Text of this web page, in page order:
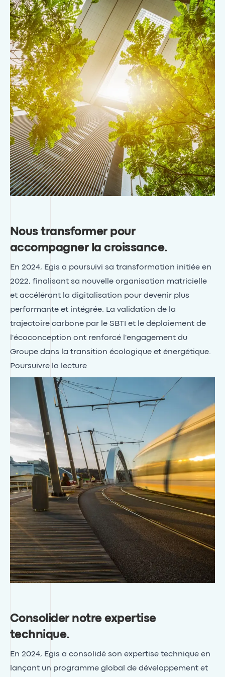
Nous transformer pour
accompagner la croissance.
En 2024, Egis a poursuivi sa transformation initiée en
2022, finalisant sa nouvelle organisation matricielle
et accélérant la digitalisation pour devenir plus
performante et intégrée. La validation de la
trajectoire carbone par le SBTI et le déploiement de
l'écoconception ont renforcé l'engagement du
Groupe dans la transition écologique et énergétique.
Poursuivre la lecture
Consolider notre expertise
technique.
En 2024, Egis a consolidé son expertise technique en
lançant un programme global de développement et